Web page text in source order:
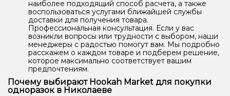
наиболее подходящий способ расчета, а также
воспользоваться услугами ближайшей службы
доставки для получения товара.
Профессиональная консультация. Если у вас
возникли вопросы или трудности с выбором, наши
менеджеры с радостью помогут вам. Мы подробно
расскажем о каждом товаре и подберем решение,
которое максимально соответствует вашим
предпочтениям.
Почему выбирают Hookah Market для покупки
одноразок в Николаеве